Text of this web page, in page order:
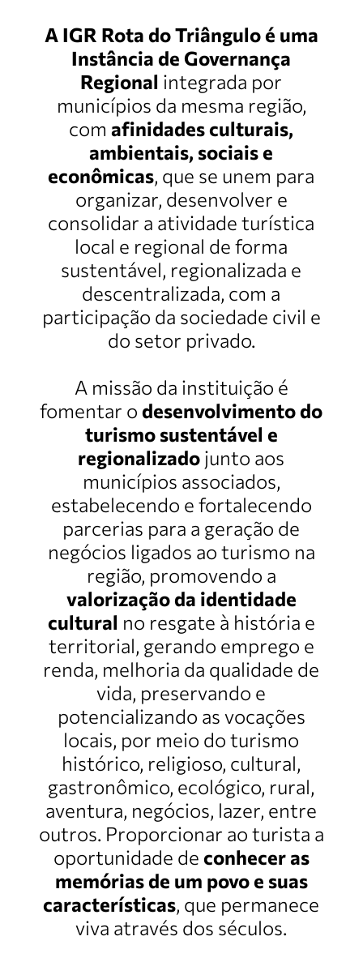
A IGR Rota do Triângulo é uma
Instância de Governança
Regional integrada por
municípios da mesma região,
comafinidades culturais,
ambientais, sociais e
econômicas, que se unem para
organizar, desenvolver e
consolidar a atividade turística
local e regional de forma
sustentável, regionalizada e
descentralizada, com a
participação da sociedade civil e
do setor privado.
A missão da instituição é
fomentar odesenvolvimento do
turismo sustentável e
regionalizado junto aos
municípios associados,
estabelecendo e fortalecendo
parcerias para a geração de
negócios ligados ao turismo na
região, promovendo a
valorização da identidade
cultural no resgate à história e
territorial, gerando emprego e
renda, melhoria da qualidade de
vida, preservando e
potencializando as vocações
locais, por meio do turismo
histórico, religioso, cultural,
gastronômico, ecológico, rural,
aventura, negócios, lazer, entre
outros. Proporcionar ao turista a
oportunidade de conhecer as
memórias de um povo e suas
características, que permanece
viva através dos séculos.